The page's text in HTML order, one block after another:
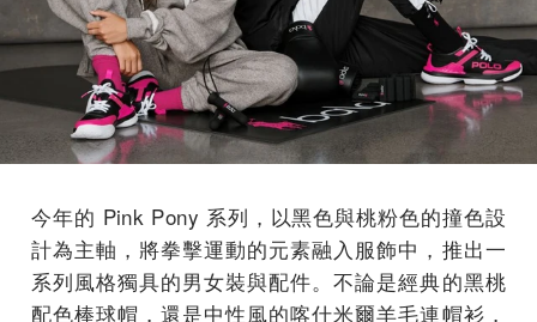
今年的 Pink Pony 系列，以黑色與桃粉色的撞色設
計為主軸，將拳擊運動的元素融入服飾中，推出一
系列風格獨具的男女裝與配件。不論是經典的黑桃
配色棒球帽，還是中性風的喀什米爾羊毛連帽衫，